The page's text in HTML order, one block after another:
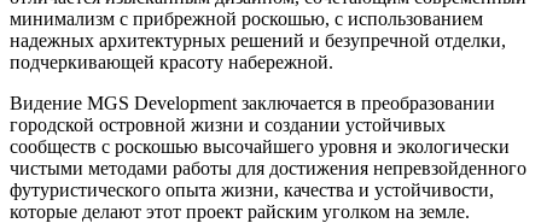
минимализм с прибрежной роскошью, с использованием
надежных архитектурных решений и безупречной отделки,
подчеркивающей красоту набережной.
Видение MGS Development заключается в преобразовании
городской островной жизни и создании устойчивых
сообществ с роскошью высочайшего уровня и экологически
чистыми методами работы для достижения непревзойденного
футуристического опыта жизни, качества и устойчивости,
которые делают этот проект райским уголком на земле.